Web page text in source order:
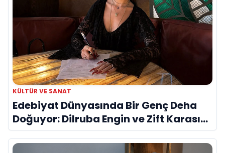
KÜLTÜR VE SANAT
Edebiyat Dünyasında Bir Genç Deha
Doğuyor: Dilruba Engin ve Zift Karası
Evreni ‘AVENOİR’